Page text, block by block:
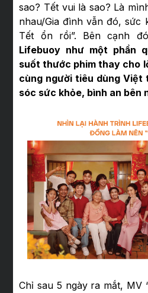
sao? Tết vui là sao? Là
nhau/Gia đình vẫn đó, sức
Tết ổn rồi”. Bên cạnh
Lifebuoy như một phần
suốt thước phim thay cho
cùng người tiêu dùng Việt
sóc sức khỏe, bình an bên
Chỉ sau 5 ngày ra mắt, MV